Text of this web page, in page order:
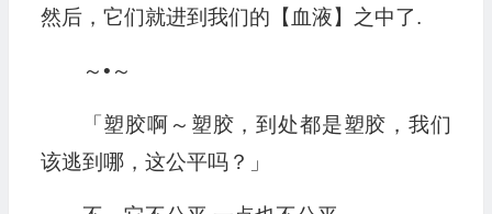
然后，它们就进到我们的【血液】之中了.
～•～
「塑胶啊～塑胶，到处都是塑胶，我们
该逃到哪，这公平吗？」